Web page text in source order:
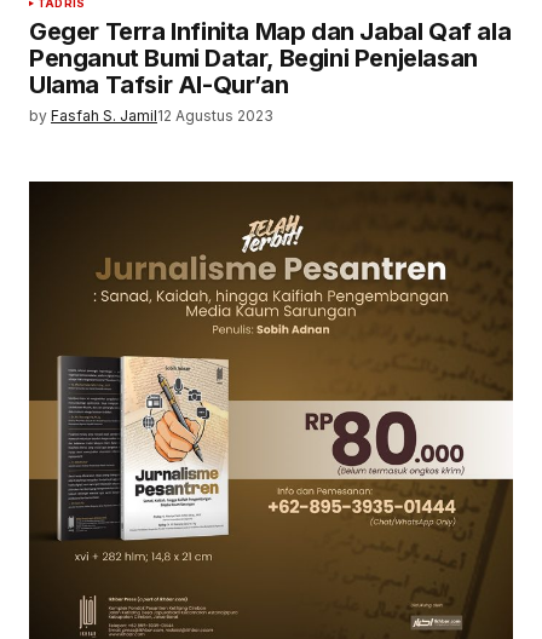
TADRIS
Geger Terra Infinita Map dan Jabal Qaf ala
Penganut Bumi Datar, Begini Penjelasan
Ulama Tafsir Al-Qur’an
by Fasfah S. Jamil12 Agustus 2023